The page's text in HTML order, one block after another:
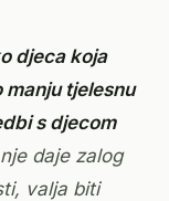
djeca koja
tjelesnu
s djecom
daje zalog
valja biti